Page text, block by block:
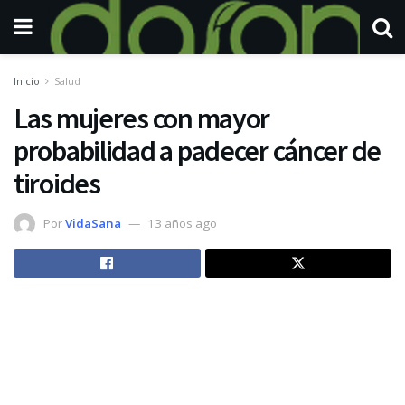
Inicio Salud
Las mujeres con mayor
probabilidad a padecer cáncer de
tiroides
PorVidaSana 13 años ago